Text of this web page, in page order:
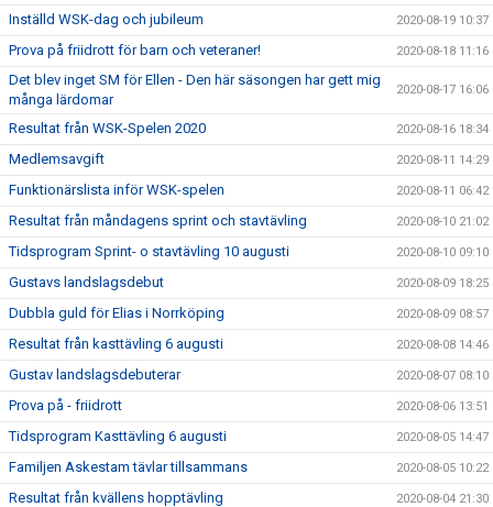
Inställd WSK-dag och jubileum 2020-08-19 10:37
Prova på friidrott för barn och veteraner! 2020-08-18 11:16
Det blev inget SM för Ellen - Den här säsongen har gett mig
många lärdomar
2020-08-17 16:06
Resultat från WSK-Spelen 2020 2020-08-16 18:34
Medlemsavgift 2020-08-11 14:29
Funktionärslista inför WSK-spelen 2020-08-11 06:42
Resultat från måndagens sprint och stavtävling 2020-08-10 21:02
Tidsprogram Sprint- o stavtävling 10 augusti 2020-08-10 09:10
Gustavs landslagsdebut 2020-08-09 18:25
Dubbla guld för Elias i Norrköping 2020-08-09 08:57
Resultat från kasttävling 6 augusti 2020-08-08 14:46
Gustav landslagsdebuterar 2020-08-07 08:10
Prova på - friidrott 2020-08-06 13:51
Tidsprogram Kasttävling 6 augusti 2020-08-05 14:47
Familjen Askestam tävlar tillsammans 2020-08-05 10:22
Resultat från kvällens hopptävling 2020-08-04 21:30